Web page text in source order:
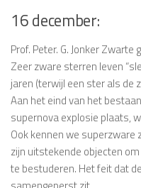
16 december:
Prof. Peter. G. Jonker
Zeer zware sterren leven
jaren (terwijl een ster als de
Aan het eind van het
supernova explosie plaats,
Ook kennen we superzware
zijn uitstekende objecten
te bestuderen. Het feit dat